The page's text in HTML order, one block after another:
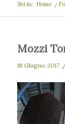
Sei in: Home /
Mozzi
18 Giugno 2017